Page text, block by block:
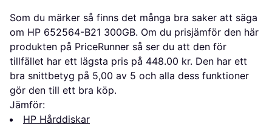
Som du märker så finns det många bra saker att säga
om HP 652564-B21 300GB. Om du prisjämför den här
produkten på PriceRunner så ser du att den för
tillfället har ett lägsta pris på 448.00 kr. Den har ett
bra snittbetyg på 5,00 av 5 och alla dess funktioner
gör den till ett bra köp.
Jämför:
HP Hårddiskar